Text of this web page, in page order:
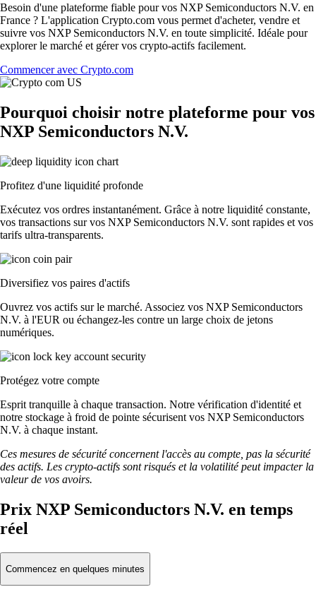
Besoin d'une plateforme fiable pour vos NXP Semiconductors N.V. en
France ? L'application Crypto.com vous permet d'acheter, vendre et
suivre vos NXP Semiconductors N.V. en toute simplicité. Idéale pour
explorer le marché et gérer vos crypto-actifs facilement.
Commencer avec Crypto.com
Pourquoi choisir notre plateforme pour vos
NXP Semiconductors N.V.
Profitez d'une liquidité profonde
Exécutez vos ordres instantanément. Grâce à notre liquidité constante,
vos transactions sur vos NXP Semiconductors N.V. sont rapides et vos
tarifs ultra-transparents.
Diversifiez vos paires d'actifs
Ouvrez vos actifs sur le marché. Associez vos NXP Semiconductors
N.V. à l'EUR ou échangez-les contre un large choix de jetons
numériques.
Protégez votre compte
Esprit tranquille à chaque transaction. Notre vérification d'identité et
notre stockage à froid de pointe sécurisent vos NXP Semiconductors
N.V. à chaque instant.
Ces mesures de sécurité concernent l'accès au compte, pas la sécurité
des actifs. Les crypto-actifs sont risqués et la volatilité peut impacter la
valeur de vos avoirs.
Prix NXP Semiconductors N.V. en temps
réel
Commencez en quelques minutes